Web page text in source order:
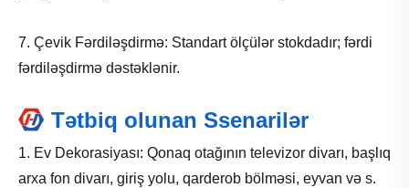
7. Çevik Fərdiləşdirmə: Standart ölçülər stokdadır; fərdi
fərdiləşdirmə dəstəklənir.
Tətbiq olunan Ssenarilər
1. Ev Dekorasiyası: Qonaq otağının televizor divarı, başlıq
arxa fon divarı, giriş yolu, qarderob bölməsi, eyvan və s.